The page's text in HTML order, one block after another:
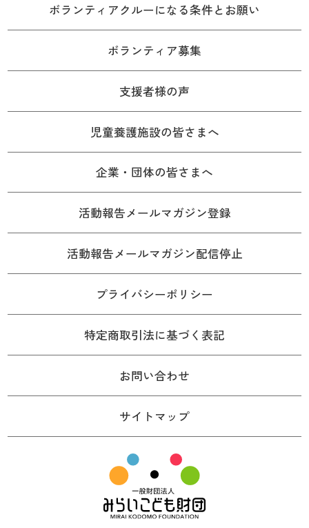
ボランティアクルーになる条件とお願い
ボランティア募集
支援者様の声
児童養護施設の皆さまへ
企業・団体の皆さまへ
活動報告メールマガジン登録
活動報告メールマガジン配信停止
プライバシーポリシー
特定商取引法に基づく表記
お問い合わせ
サイトマップ